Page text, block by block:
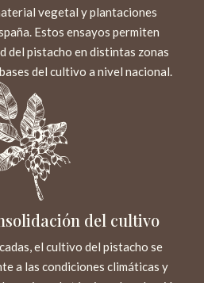
vegetal y plantaciones
Estos ensayos permiten
del pistacho en distintas zonas
del cultivo a nivel nacional.
del cultivo
el cultivo del pistacho se
a las condiciones climáticas y